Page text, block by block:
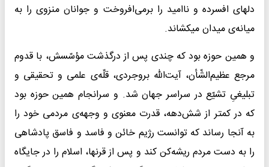
دلهای افسرده و ناامید را برمی‌افروخت و جوانان منزوی را به
میانه‌ی میدان میکشاند.
و همین حوزه بود که چندی پس از درگذشت مؤسّسش، با قدوم
مرجع عظیم‌الشّأن، آیت‌الله بروجردی، قلّه‌ی علمی و تحقیقی و
تبلیغیِ تشیّع در سراسر جهان شد. و سرانجام همین حوزه بود
که در کمتر از شش‌دهه، قدرت معنوی و وجهه‌ی مردمی خود را
به آنجا رساند که توانست رژیم خائن و فاسد و فاسق پادشاهی
را به دست مردم ریشه‌کن کند و پس از قرنها، اسلام را در جایگاه